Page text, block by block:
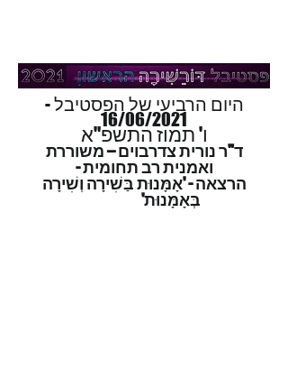
היום הרביעי של הפסטיבל -
16/06/2021
ו' תמוז התשפ"א
ד"ר נורית צדרבוים – משוררת
ואמנית רב תחומית -
הרצאה - 'אָמָּנוּת בַּשִׁירָה וְשִׁירָה
בְּאָמָּנוּת'